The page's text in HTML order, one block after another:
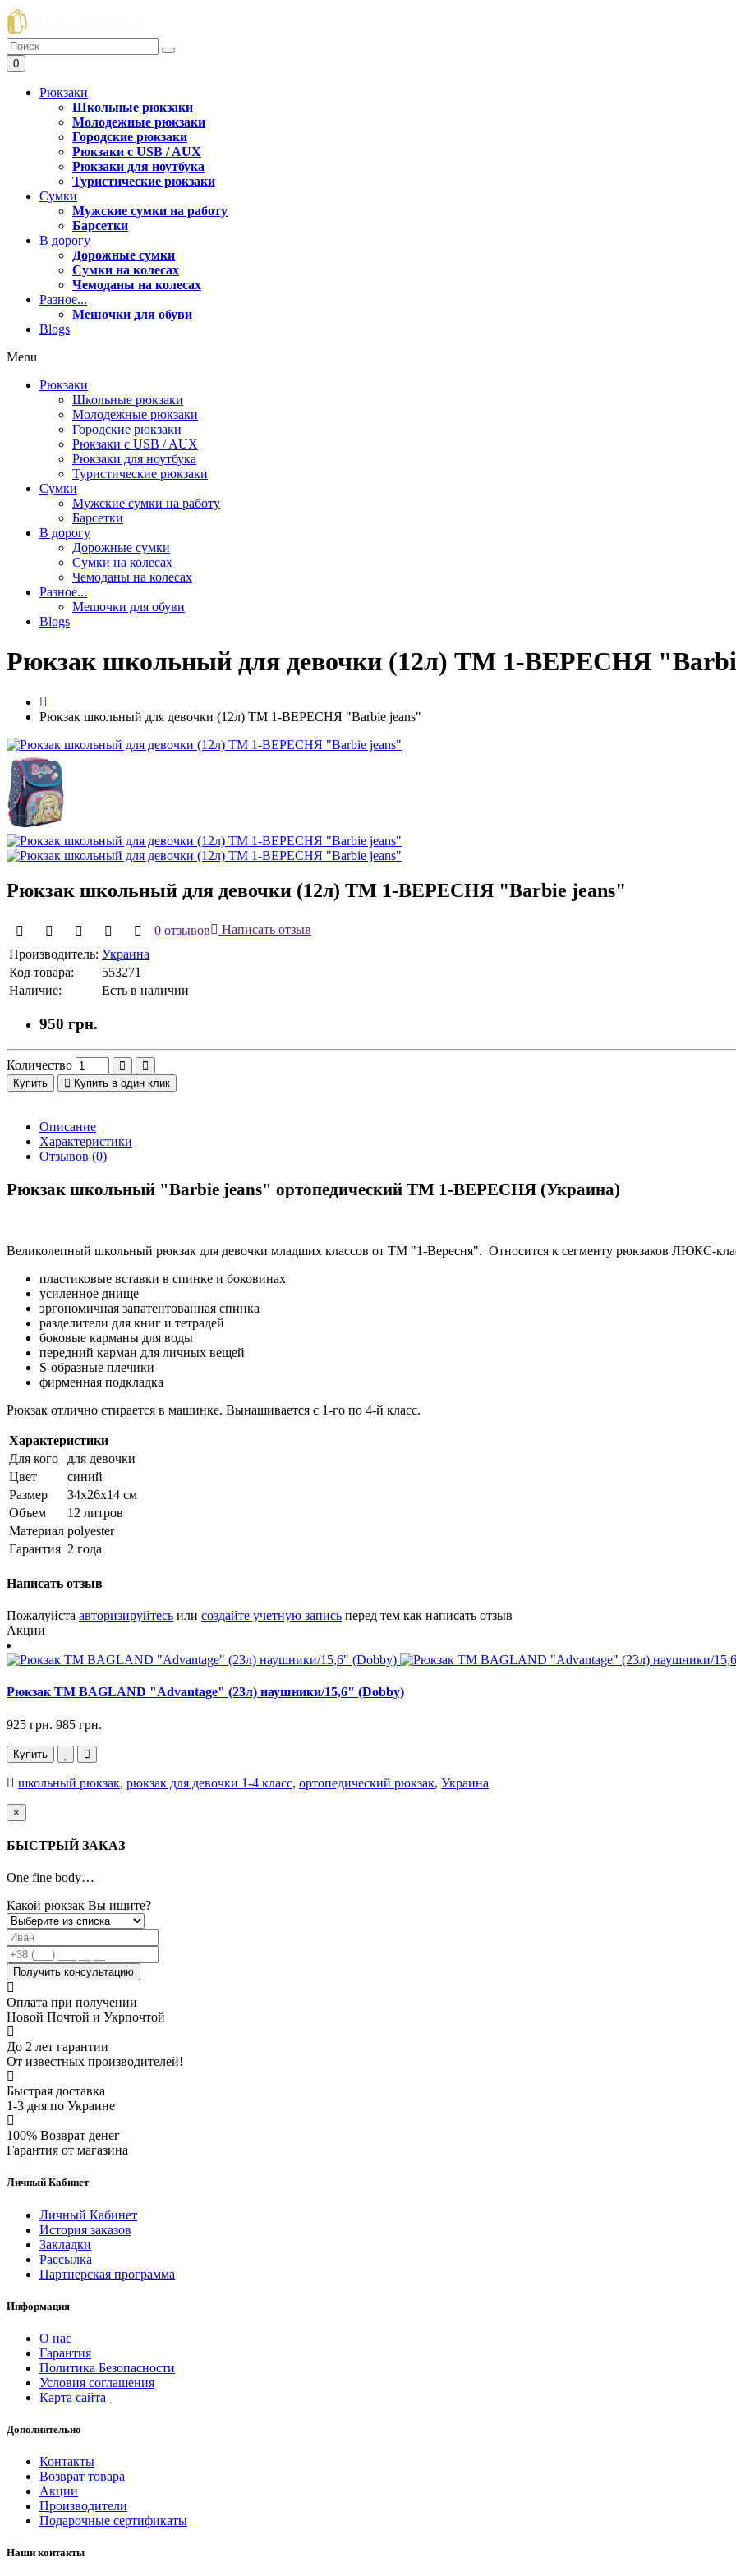
0
Рюкзаки
Школьные рюкзаки
Молодежные рюкзаки
Городские рюкзаки
Рюкзаки с USB / AUX
Рюкзаки для ноутбука
Туристические рюкзаки
Сумки
Мужские сумки на работу
Барсетки
В дорогу
Дорожные сумки
Сумки на колесах
Чемоданы на колесах
Разное...
Мешочки для обуви
Blogs
Menu
Рюкзаки
Школьные рюкзаки
Молодежные рюкзаки
Городские рюкзаки
Рюкзаки с USB / AUX
Рюкзаки для ноутбука
Туристические рюкзаки
Сумки
Мужские сумки на работу
Барсетки
В дорогу
Дорожные сумки
Сумки на колесах
Чемоданы на колесах
Разное...
Мешочки для обуви
Blogs
Рюкзак школьный для девочки (12л) ТМ 1-ВЕРЕСНЯ
Рюкзак школьный для девочки (12л) ТМ 1-ВЕРЕСНЯ "Barbie jeans"
Рюкзак школьный для девочки (12л) ТМ 1-ВЕРЕСНЯ "Barbie jeans"
0 отзывов
Написать отзыв
Производитель: Украина
Код товара:
553271
Наличие:
Есть в наличии
950 грн.
Количество
Купить Купить в один клик
Описание
Характеристики
Отзывов (0)
Рюкзак школьный "Barbie jeans" ортопедический ТМ 1-ВЕРЕСНЯ (Украина)
Великолепный школьный рюкзак для девочки младших классов от ТМ "1-Вересня". Относится к сегменту рюкзаков ЛЮКС-
пластиковые вставки в спинке и боковинах
усиленное днище
эргономичная запатентованная спинка
разделители для книг и тетрадей
боковые карманы для воды
передний карман для личных вещей
S-образные плечики
фирменная подкладка
Рюкзак отлично стирается в машинке. Вынашивается с 1-го по 4-й класс.
Характеристики
Для кого
для девочки
Цвет
синий
Размер
34x26x14 см
Объем
12 литров
Материал polyester
Гарантия 2 года
Написать отзыв
Пожалуйста авторизируйтесь или создайте учетную запись перед тем как написать отзыв
Акции
Рюкзак TM BAGLAND "Advantage" (23л) наушники/15,6" (Dobby)
925 грн. 985 грн.
Купить
школьный рюкзак, рюкзак для девочки 1-4 класс, ортопедический рюкзак, Украина
×
БЫСТРЫЙ ЗАКАЗ
One fine body…
Какой рюкзак Вы ищите?
Получить консультацию
Оплата при получении
Новой Почтой и Укрпочтой
До 2 лет гарантии
От известных производителей!
Быстрая доставка
1-3 дня по Украине
100% Возврат денег
Гарантия от магазина
Личный Кабинет
Личный Кабинет
История заказов
Закладки
Рассылка
Партнерская программа
Информация
О нас
Гарантия
Политика Безопасности
Условия соглашения
Карта сайта
Дополнительно
Контакты
Возврат товара
Акции
Производители
Подарочные сертификаты
Наши контакты